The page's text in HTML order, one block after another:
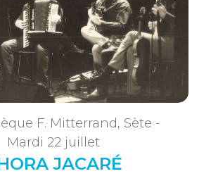
F. Mitterrand, Sète -
Mardi 22 juillet
JACARÉ